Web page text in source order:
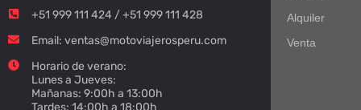
+51 999 111 424 / +51 999 111 428
Email: ventas@motoviajerosperu.com
Horario de verano:
Lunes a Jueves:
Mañanas: 9:00h a 13:00h
Tardes: 14:00h a 18:00h
Alquiler
Venta